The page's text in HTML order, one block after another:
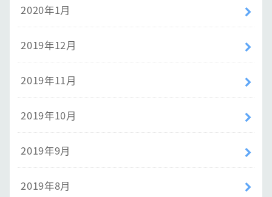
2020年1月
2019年12月
2019年11月
2019年10月
2019年9月
2019年8月